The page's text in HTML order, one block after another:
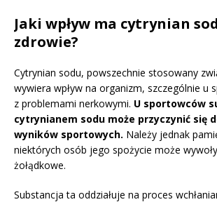
Jaki wpływ ma cytrynian
zdrowie?
Cytrynian sodu, powszechnie stosowany
wywiera wpływ na organizm, szczególnie u
z problemami nerkowymi. U sportowców
cytrynianem sodu może przyczynić się
wyników sportowych. Należy jednak
niektórych osób jego spożycie może
żołądkowe.
Substancja ta oddziałuje na proces